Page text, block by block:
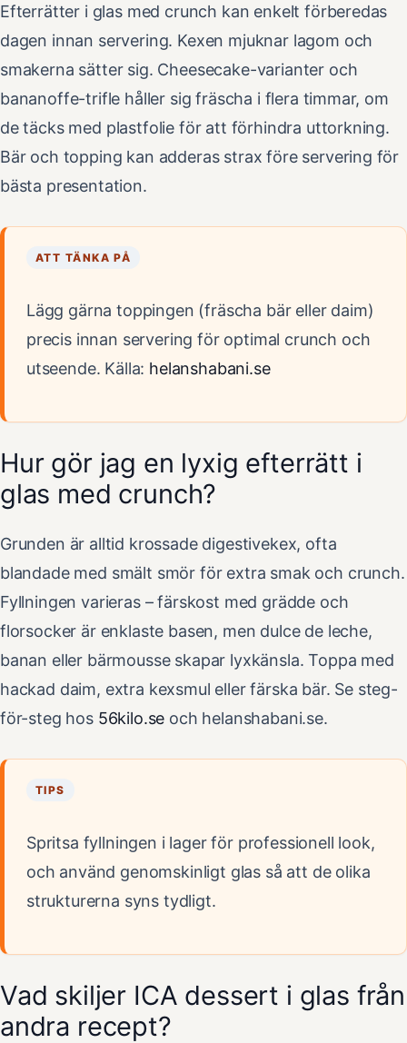
Efterrätter i glas med crunch kan enkelt förberedas
dagen innan servering. Kexen mjuknar lagom och
smakerna sätter sig. Cheesecake-varianter och
bananoffe-trifle håller sig fräscha i flera timmar, om
de täcks med plastfolie för att förhindra uttorkning.
Bär och topping kan adderas strax före servering för
bästa presentation.
ATT TÄNKA PÅ
Lägg gärna toppingen (fräscha bär eller daim)
precis innan servering för optimal crunch och
utseende. Källa: helanshabani.se
Hur gör jag en lyxig efterrätt i
glas med crunch?
Grunden är alltid krossade digestivekex, ofta
blandade med smält smör för extra smak och crunch.
Fyllningen varieras – färskost med grädde och
florsocker är enklaste basen, men dulce de leche,
banan eller bärmousse skapar lyxkänsla. Toppa med
hackad daim, extra kexsmul eller färska bär. Se steg-
för-steg hos 56kilo.se och helanshabani.se.
TIPS
Spritsa fyllningen i lager för professionell look,
och använd genomskinligt glas så att de olika
strukturerna syns tydligt.
Vad skiljer ICA dessert i glas från
andra recept?